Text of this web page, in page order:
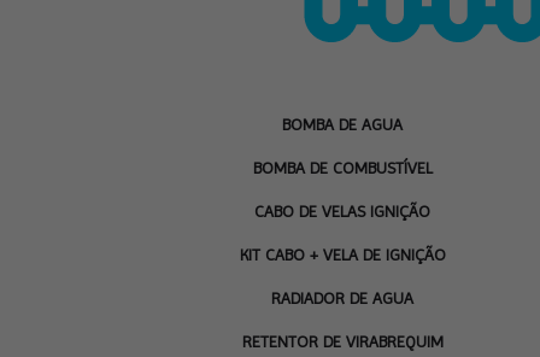
BOMBA DE AGUA
BOMBA DE COMBUSTÍVEL
CABO DE VELAS IGNIÇÃO
KIT CABO + VELA DE IGNIÇÃO
RADIADOR DE AGUA
RETENTOR DE VIRABREQUIM